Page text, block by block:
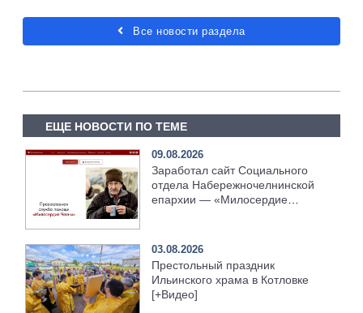
Все новости раздела
ЕЩЕ НОВОСТИ ПО ТЕМЕ
09.08.2026
Заработал сайт Социального
отдела Набережночелнинской
епархии — «Милосердие
03.08.2026
Престольный праздник
Ильинского храма в Котловке
[+Видео]